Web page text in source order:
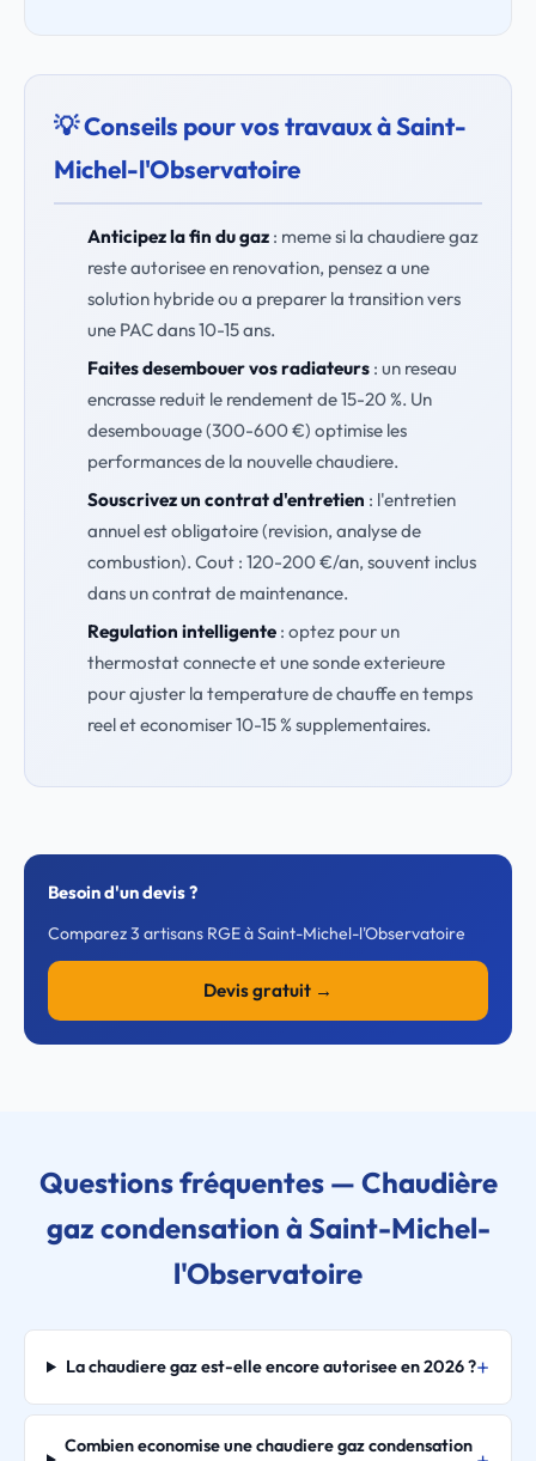
💡 Conseils pour vos travaux à Saint-
Michel-l'Observatoire
Anticipez la fin du gaz: meme si la chaudiere gaz
reste autorisee en renovation, pensez a une
solution hybride ou a preparer la transition vers
une PAC dans 10-15 ans.
Faites desembouer vos radiateurs: un reseau
encrasse reduit le rendement de 15-20 %. Un
desembouage (300-600 €) optimise les
performances de la nouvelle chaudiere.
Souscrivez un contrat d'entretien : l'entretien
annuel est obligatoire (revision, analyse de
combustion). Cout : 120-200 €/an, souvent inclus
dans un contrat de maintenance.
Regulation intelligente: optez pour un
thermostat connecte et une sonde exterieure
pour ajuster la temperature de chauffe en temps
reel et economiser 10-15 % supplementaires.
Besoin d'un devis ?
Comparez 3 artisans RGE à Saint-Michel-l'Observatoire
Devis gratuit →
Questions fréquentes — Chaudière
gaz condensation à Saint-Michel-
l'Observatoire
La chaudiere gaz est-elle encore autorisee en 2026 ?
Combien economise une chaudiere gaz condensation